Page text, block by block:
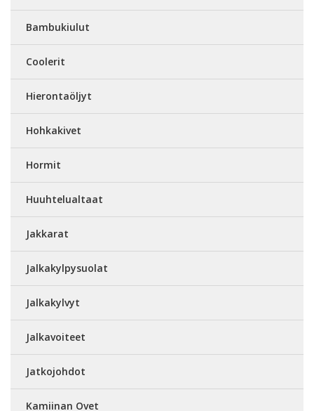
Bambukiulut
Coolerit
Hierontaöljyt
Hohkakivet
Hormit
Huuhtelualtaat
Jakkarat
Jalkakylpysuolat
Jalkakylvyt
Jalkavoiteet
Jatkojohdot
Kamiinan Ovet